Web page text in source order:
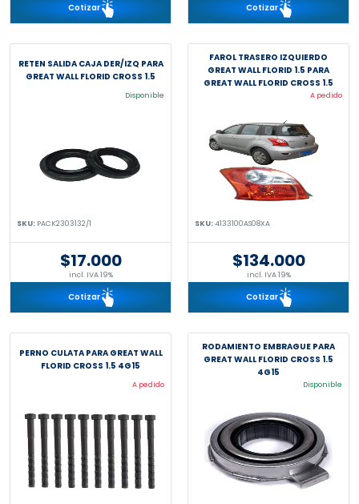
Cotizar Cotizar
RETEN SALIDA CAJA DER/IZQ PARA
GREAT WALL FLORID CROSS 1.5
Disponible
SKU: PACK2303132/1
$17.000
incl. IVA 19%
Cotizar
FAROL TRASERO IZQUIERDO
GREAT WALL FLORID 1.5 PARA
GREAT WALL FLORID CROSS 1.5
A pedido
SKU:4133100AS08XA
$134.000
incl. IVA 19%
Cotizar
PERNO CULATA PARA GREAT WALL
FLORID CROSS 1.5 4G15
A pedido
RODAMIENTO EMBRAGUE PARA
GREAT WALL FLORID CROSS 1.5
4G15
Disponible